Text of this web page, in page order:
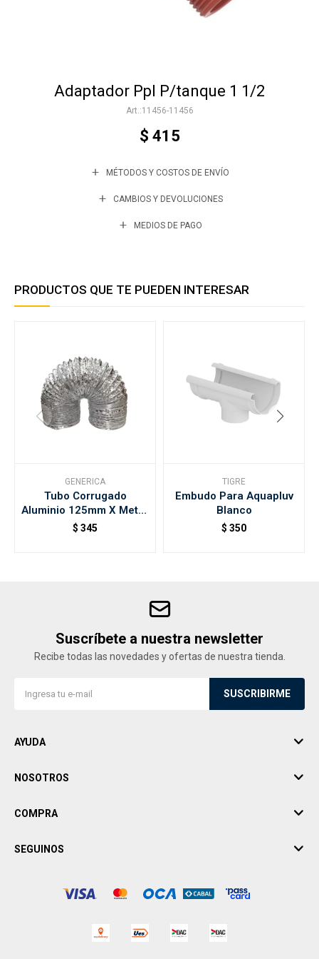
Adaptador Ppl P/tanque 1 1/2
11456-11456
$ 415
MÉTODOS Y COSTOS DE ENVÍO
CAMBIOS Y DEVOLUCIONES
MEDIOS DE PAGO
PRODUCTOS QUE TE PUEDEN INTERESAR
GENERICA
Tubo Corrugado
Aluminio 125mm X Metro
Sicflux
$ 345
TIGRE
Embudo Para Aquapluv
Blanco
$ 350
Suscríbete a nuestra newsletter
Recibe todas las novedades y ofertas de nuestra tienda.
SUSCRIBIRME
AYUDA
NOSOTROS
COMPRA
SEGUINOS
Varios